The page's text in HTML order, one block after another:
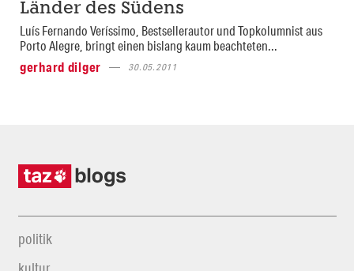
Länder des Südens
Luís Fernando Veríssimo, Bestsellerautor und Topkolumnist aus
Porto Alegre, bringt einen bislang kaum beachteten...
gerhard dilger
30.05.2011
politik